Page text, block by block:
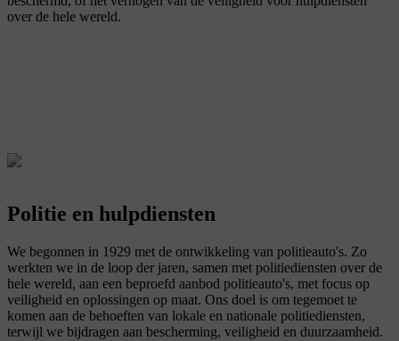
over de hele wereld.
Politie en hulpdiensten
We begonnen in 1929 met de ontwikkeling van politieauto's. Zo
werkten we in de loop der jaren, samen met politiediensten over de
hele wereld, aan een beproefd aanbod politieauto's, met focus op
veiligheid en oplossingen op maat. Ons doel is om tegemoet te
komen aan de behoeften van lokale en nationale politiediensten,
terwijl we bijdragen aan bescherming, veiligheid en duurzaamheid.